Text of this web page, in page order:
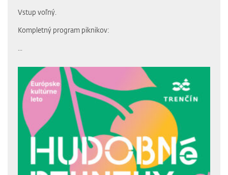
Vstup voľný.
Kompletný program piknikov:
...